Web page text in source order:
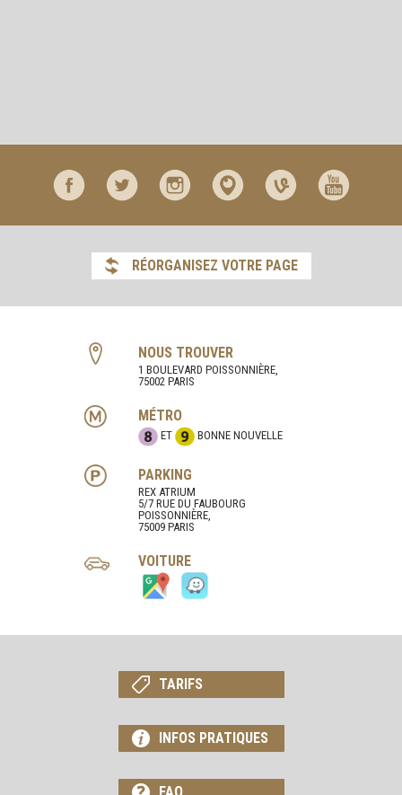
RÉORGANISEZ VOTRE PAGE
NOUS TROUVER
1 BOULEVARD POISSONNIÈRE,
75002 PARIS
MÉTRO
ET BONNE NOUVELLE
PARKING
REX ATRIUM
5/7 RUE DU FAUBOURG
POISSONNIÈRE,
75009 PARIS
VOITURE
TARIFS
INFOS PRATIQUES